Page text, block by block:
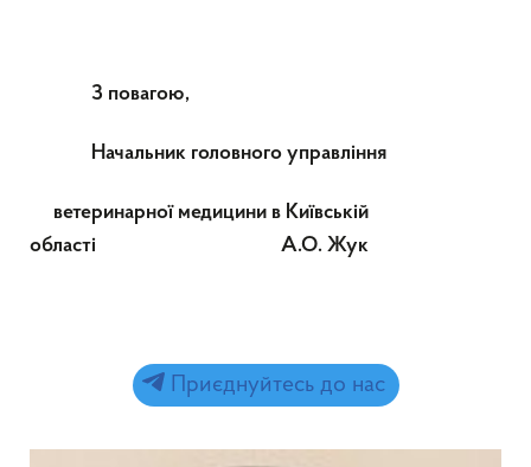
З повагою,
Начальник головного управління
ветеринарної медицини в Київській
області А.О. Жук
Приєднуйтесь до нас